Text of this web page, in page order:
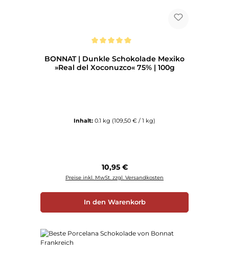
BONNAT | Dunkle Schokolade Mexiko
»Real del Xoconuzco« 75% | 100g
Inhalt: 0.1 kg (109,50 € / 1 kg)
Regulärer Preis:
10,95 €
Preise inkl. MwSt. zzgl. Versandkosten
In den Warenkorb